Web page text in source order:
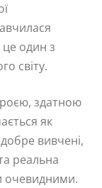
це один з
світу.
здатною
як
вивчені,
реальна
очевидними.